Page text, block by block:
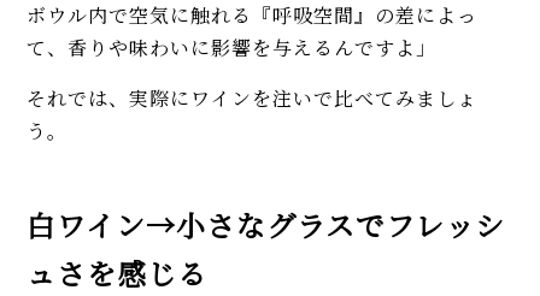
ボウル内で空気に触れる『呼吸空間』の差によっ
て、香りや味わいに影響を与えるんですよ」
それでは、実際にワインを注いで比べてみましょ
う。
白ワイン→小さなグラスでフレッシ
ュさを感じる